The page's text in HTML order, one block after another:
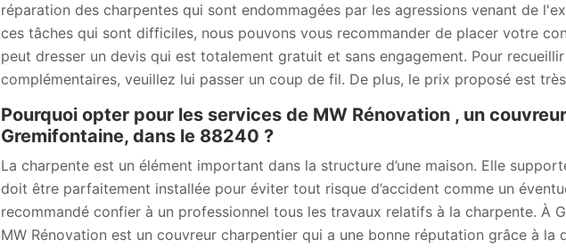
réparation des charpentes qui sont endommagées par les agressions venant de
ces tâches qui sont difficiles, nous pouvons vous recommander de placer votre
peut dresser un devis qui est totalement gratuit et sans engagement. Pour
complémentaires, veuillez lui passer un coup de fil. De plus, le prix proposé est
Pourquoi opter pour les services de MW Rénovation , un
Gremifontaine, dans le 88240 ?
La charpente est un élément important dans la structure d’une maison. Elle
doit être parfaitement installée pour éviter tout risque d’accident comme un
recommandé confier à un professionnel tous les travaux relatifs à la charpente. À
MW Rénovation est un couvreur charpentier qui a une bonne réputation grâce à la